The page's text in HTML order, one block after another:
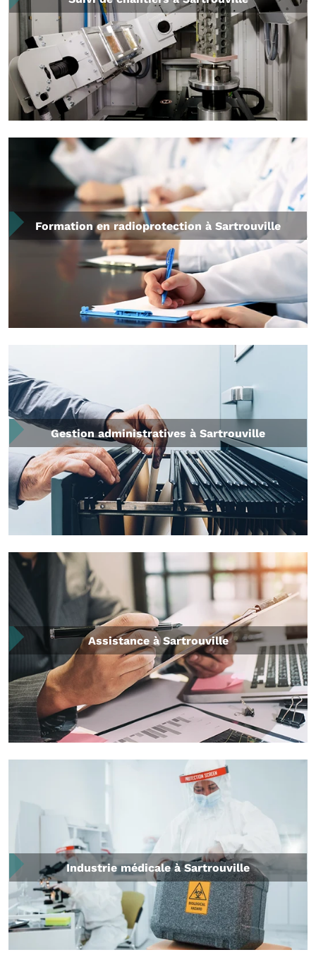
Formation en radioprotection à Sartrouville
Gestion administratives à Sartrouville
Assistance à Sartrouville
Industrie médicale à Sartrouville